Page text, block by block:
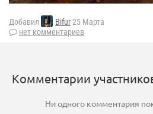
Добавил Bifur25 Марта
нет комментариев
Комментарии
Ни одного комментария